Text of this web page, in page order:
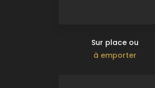
Sur place ou
à emporter